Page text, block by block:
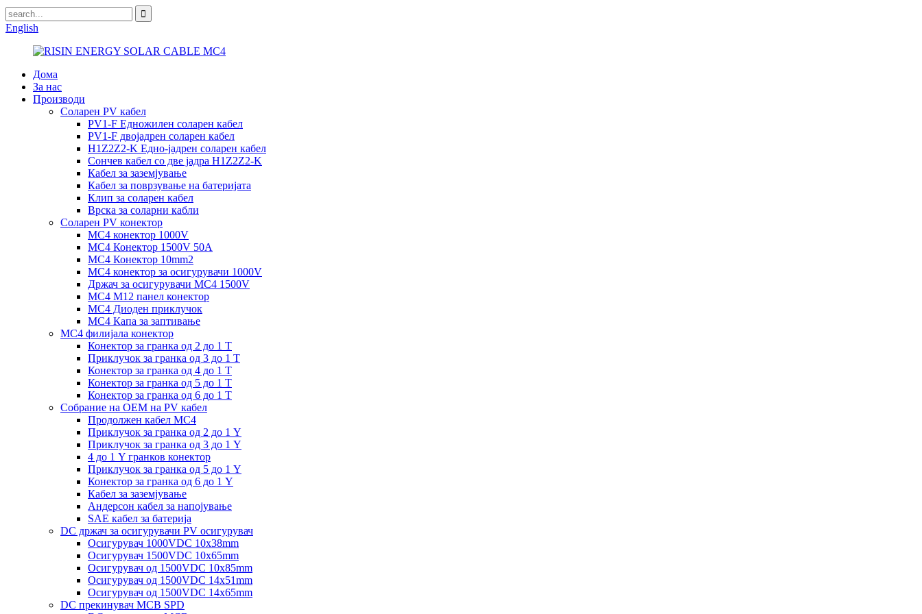
English
Дома
За нас
Производи
Соларен PV кабел
PV1-F Едножилен соларен кабел
PV1-F двојадрен соларен кабел
H1Z2Z2-K Едно-јадрен соларен кабел
Сончев кабел со две јадра H1Z2Z2-K
Кабел за заземјување
Кабел за поврзување на батеријата
Клип за соларен кабел
Врска за соларни кабли
Соларен PV конектор
MC4 конектор 1000V
MC4 Конектор 1500V 50A
MC4 Конектор 10mm2
MC4 конектор за осигурувачи 1000V
Држач за осигурувачи MC4 1500V
MC4 M12 панел конектор
MC4 Диоден приклучок
MC4 Капа за заптивање
MC4 филијала конектор
Конектор за гранка од 2 до 1 Т
Приклучок за гранка од 3 до 1 Т
Конектор за гранка од 4 до 1 Т
Конектор за гранка од 5 до 1 Т
Конектор за гранка од 6 до 1 Т
Собрание на ОЕМ на PV кабел
Продолжен кабел MC4
Приклучок за гранка од 2 до 1 Y
Приклучок за гранка од 3 до 1 Y
4 до 1 Y гранков конектор
Приклучок за гранка од 5 до 1 Y
Конектор за гранка од 6 до 1 Y
Кабел за заземјување
Андерсон кабел за напојување
SAE кабел за батерија
DC држач за осигурувачи PV осигурувач
Осигурувач 1000VDC 10x38mm
Осигурувач 1500VDC 10x65mm
Осигурувач од 1500VDC 10x85mm
Осигурувач од 1500VDC 14x51mm
Осигурувач од 1500VDC 14x65mm
DC прекинувач MCB SPD